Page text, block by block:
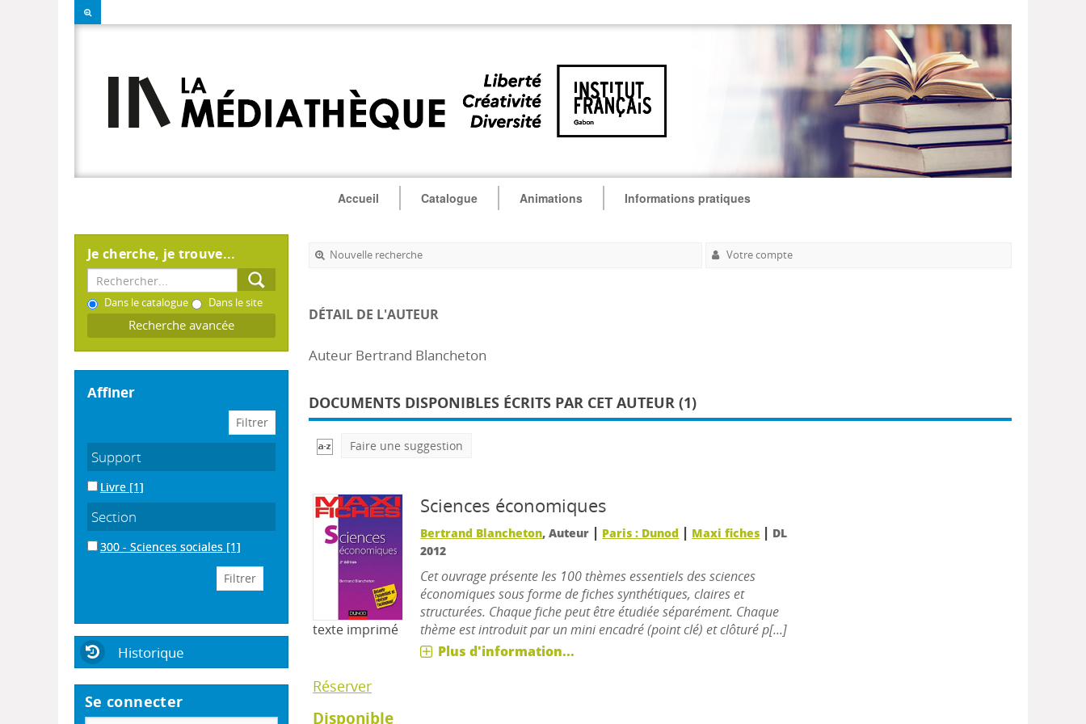
Accueil Catalogue Animations Informations pratiques
Je cherche, je trouve...
Dans le catalogue Dans le site
Recherche avancée
affiner
Support
Livre [1]
Section
300 - Sciences sociales [1]
Historique
Se connecter
Nouvelle recherche Votre compte
DÉTAIL DE L'AUTEUR
Auteur Bertrand Blancheton
DOCUMENTS DISPONIBLES ÉCRITS PAR CET AUTEUR (1)
Faire une suggestion
texte imprimé
Sciences économiques
Bertrand Blancheton, Auteur | Paris : Dunod | Maxi fiches | DL
2012
Cet ouvrage présente les 100 thèmes essentiels des sciences
économiques sous forme de fiches synthétiques, claires et
structurées. Chaque fiche peut être étudiée séparément. Chaque
thème est introduit par un mini encadré (point clé) et clôturé p[...]
Plus d'information...
Réserver
Disponible